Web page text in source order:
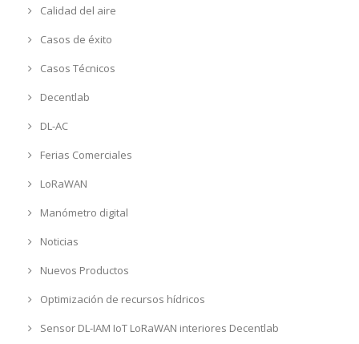
Calidad del aire
Casos de éxito
Casos Técnicos
Decentlab
DL-AC
Ferias Comerciales
LoRaWAN
Manómetro digital
Noticias
Nuevos Productos
Optimización de recursos hídricos
Sensor DL-IAM IoT LoRaWAN interiores Decentlab